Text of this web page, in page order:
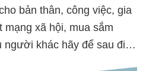
bản thân, công việc, gia
xã hội, mua sắm
người khác hãy để sau đi…